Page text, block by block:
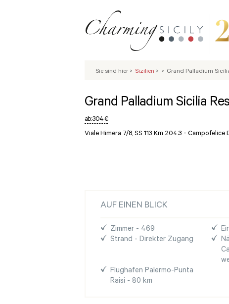
Sie sind hier > Sizilien > > Grand Palladium
Grand Palladium Sicilia
ab:304 €
Viale Himera 7/8, SS 113 Km 204.3 - Campofelice
AUF EINEN BLICK
Zimmer - 469
Strand - Direkter Zugang
Flughafen Palermo-Punta
Raisi - 80 km